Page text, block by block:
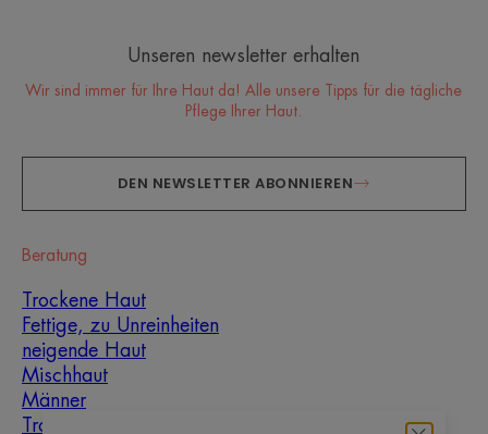
Unseren newsletter erhalten
Wir sind immer für Ihre Haut da! Alle unsere Tipps für die tägliche
Pflege Ihrer Haut.
DEN NEWSLETTER ABONNIEREN
Beratung
Trockene Haut
Fettige, zu Unreinheiten
neigende Haut
Mischhaut
Männer
Trockenheit und